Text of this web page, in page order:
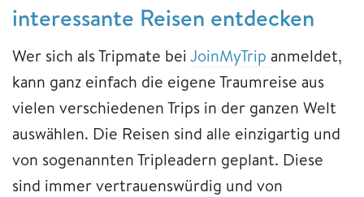
interessante Reisen entdecken
Wer sich als Tripmate beiJoinMyTrip anmeldet,
kann ganz einfach die eigene Traumreise aus
vielen verschiedenen Trips in der ganzen Welt
auswählen. Die Reisen sind alle einzigartig und
von sogenannten Tripleadern geplant. Diese
sind immer vertrauenswürdig und von